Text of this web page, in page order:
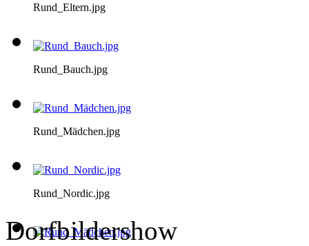
Rund_Eltern.jpg
Rund_Bauch.jpg
Rund_Mädchen.jpg
Rund_Nordic.jpg
Dorfbildershow